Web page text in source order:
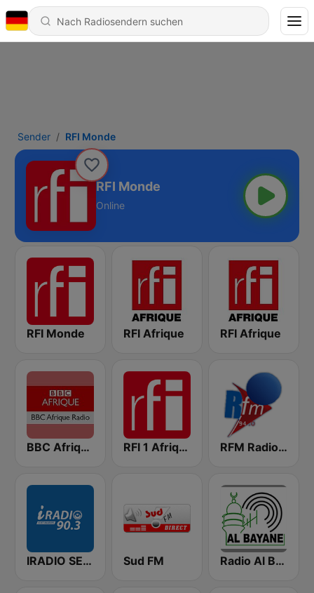
Sender RFI Monde
RFI Monde
Online
RFI Monde RFI Afrique RFI Afrique
BBC Afrique RFI 1 Afrique RFM Radio Futurs Medias 94.0 FM
IRADIO SENEGAL Sud FM Radio Al Bayane